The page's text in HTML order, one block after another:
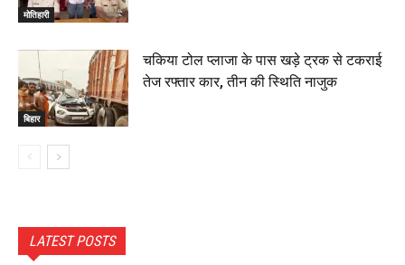
मोतिहारी
बिहार
चकिया टोल प्लाजा के पास खड़े ट्रक से टकराई
तेज रफ्तार कार, तीन की स्थिति नाजुक
LATEST POSTS